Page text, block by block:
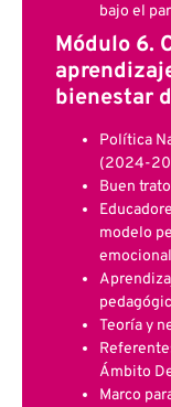
bajo el
Módulo 6.
bienestar
Política
(2024-
Buen
modelo
Teoría y
Ámbito
Marco